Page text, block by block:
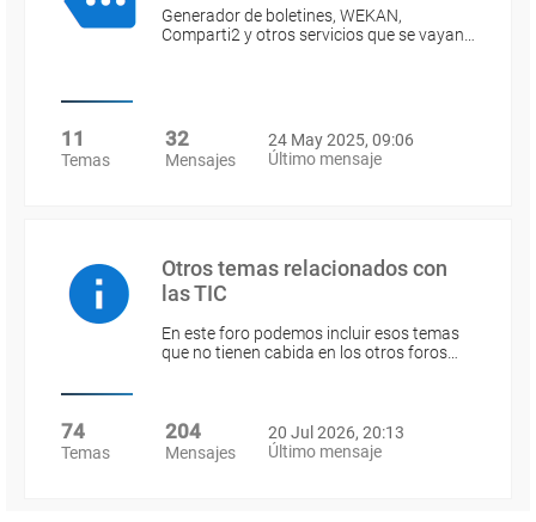
Generador de boletines, WEKAN,
Comparti2 y otros servicios que se vayan…
11
Temas
32
Mensajes
24 May 2025, 09:06
Último mensaje
Otros temas relacionados con
las TIC
En este foro podemos incluir esos temas
que no tienen cabida en los otros foros…
74
Temas
204
Mensajes
20 Jul 2026, 20:13
Último mensaje